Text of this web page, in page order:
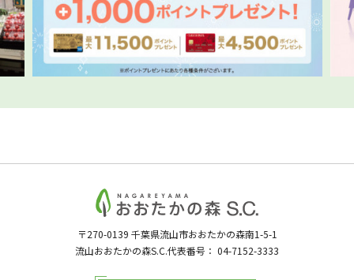
〒270-0139 千葉県流山市おおたかの森南1-5-1
流山おおたかの森S.C.代表番号： 04-7152-3333